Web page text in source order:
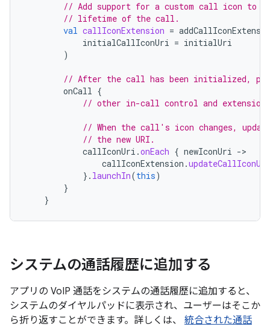
// Add support for a custom call icon to
// lifetime of the call.
val callIconExtension =
initialCallIconUri = initialUri
)
// After the call has been initialized,
onCall {
// other in-call control and
// When the call's icon changes,
// the new URI.
callIconUri .onEach { newIconUri -
callIconExtension .updateCallIconUri
}. launchIn(this)
}
}
システムの通話履歴に追加する
アプリの VoIP 通話をシステムの通話履歴に追加すると、
システムのダイヤルパッドに表示され、ユーザーはそこか
ら折り返すことができます。詳しくは、 統合された通話